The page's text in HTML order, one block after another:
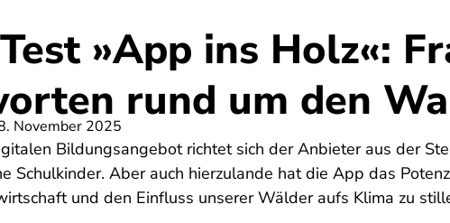
»App ins Holz«:
rund um den
November 2025
Bildungsangebot richtet sich der Anbieter aus der
Schulkinder. Aber auch hierzulande hat die App das
und den Einfluss unserer Wälder aufs Klima zu